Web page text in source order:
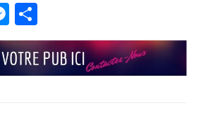
Messenger